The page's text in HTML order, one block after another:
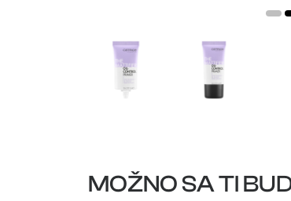
MOŽNO SA TI